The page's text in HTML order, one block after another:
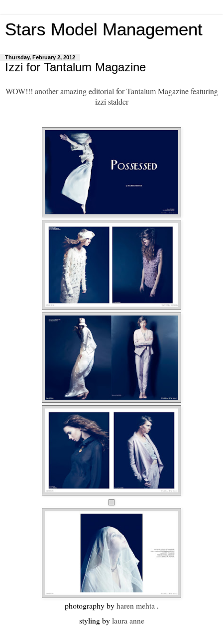
Stars Model Management
Thursday, February 2, 2012
Izzi for Tantalum Magazine
WOW!!! another amazing editorial forTantalum Magazinefeaturing
izzi stalder
photography byharen mehta .
styling bylaura anne